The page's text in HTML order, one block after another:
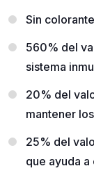
Sin
560% del
sistema
20% del
mantener
25% del
que ayuda